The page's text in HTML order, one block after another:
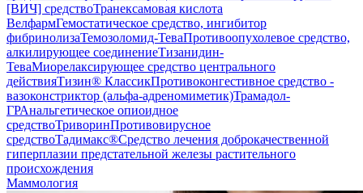
[ВИЧ] средствоТранексамовая кислота
ВелфармГемостатическое средство, ингибитор
фибринолизаТемозоломид-ТеваПротивоопухолевое средство,
алкилирующее соединениеТизанидин-
ТеваМиорелаксирующее средство центрального
действияТизин® КлассикПротивоконгестивное средство -
вазоконстриктор (альфа-адреномиметик)Трамадол-
ГРАнальгетическое опиоидное
средствоТриворинПротивовирусное
средствоТадимакс®Средство лечения доброкачественной
гиперплазии предстательной железы растительного
происхождения
Маммология